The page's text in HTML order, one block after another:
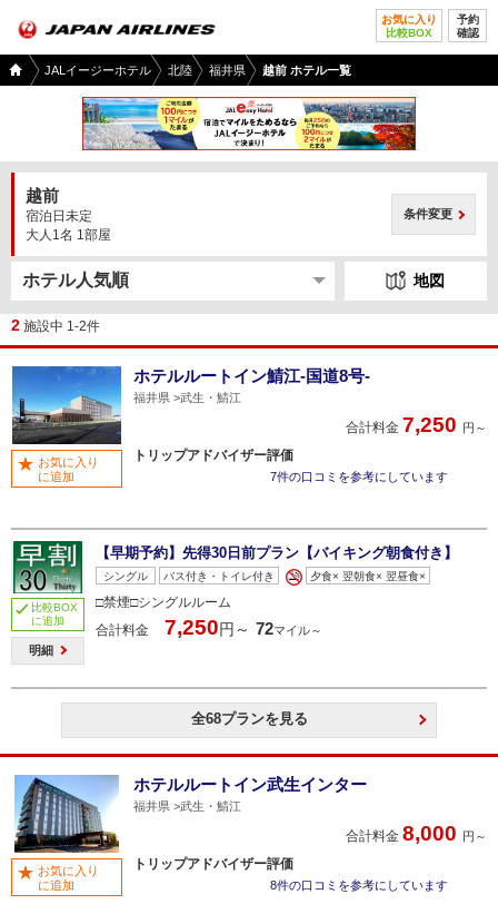
お気に入り
比較BOX
予約
確認
国内
ツア
JALイージーホテル 北陸 福井県 越前 ホテル一覧
越前
宿泊日未定
大人1名 1部屋
条件変更
地図
2 施設中 1-2件
ホテルルートイン鯖江-国道8号-
福井県 武生・鯖江
合計料金 7,250 円～
トリップアドバイザー評価
7件の口コミを参考にしています
お気に入り
に追加
比較BOX
に追加
明細
【早期予約】先得30日前プラン【バイキング朝食付き】
シングル バス付き・トイレ付き 夕食× 翌朝食× 翌昼食×
□禁煙□シングルルーム
合計料金
7,250円～ 72マイル～
全68プランを見る
ホテルルートイン武生インター
福井県 武生・鯖江
合計料金 8,000 円～
トリップアドバイザー評価
8件の口コミを参考にしています
お気に入り
に追加